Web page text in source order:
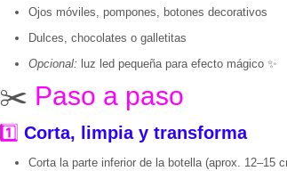
Ojos móviles, pompones, botones decorativos
Dulces, chocolates o galletitas
Opcional: luz led pequeña para efecto mágico ✨
✂️ Paso a paso
1️⃣ Corta, limpia y transforma
Corta la parte inferior de la botella (aprox. 12–15